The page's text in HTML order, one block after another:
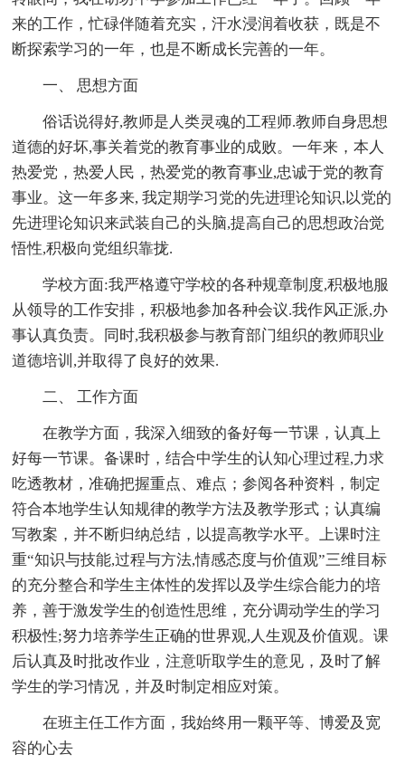
来的工作，忙碌伴随着充实，汗水浸润着收获，既是不
断探索学习的一年，也是不断成长完善的一年。
一、 思想方面
俗话说得好,教师是人类灵魂的工程师.教师自身思想
道德的好坏,事关着党的教育事业的成败。一年来，本人
热爱党，热爱人民，热爱党的教育事业,忠诚于党的教育
事业。这一年多来, 我定期学习党的先进理论知识,以党的
先进理论知识来武装自己的头脑,提高自己的思想政治觉
悟性,积极向党组织靠拢.
学校方面:我严格遵守学校的各种规章制度,积极地服
从领导的工作安排，积极地参加各种会议.我作风正派,办
事认真负责。同时,我积极参与教育部门组织的教师职业
道德培训,并取得了良好的效果.
二、 工作方面
在教学方面，我深入细致的备好每一节课，认真上
好每一节课。备课时，结合中学生的认知心理过程,力求
吃透教材，准确把握重点、难点；参阅各种资料，制定
符合本地学生认知规律的教学方法及教学形式；认真编
写教案，并不断归纳总结，以提高教学水平。上课时注
重“知识与技能,过程与方法,情感态度与价值观”三维目标
的充分整合和学生主体性的发挥以及学生综合能力的培
养，善于激发学生的创造性思维，充分调动学生的学习
积极性;努力培养学生正确的世界观,人生观及价值观。课
后认真及时批改作业，注意听取学生的意见，及时了解
学生的学习情况，并及时制定相应对策。
在班主任工作方面，我始终用一颗平等、博爱及宽
容的心去